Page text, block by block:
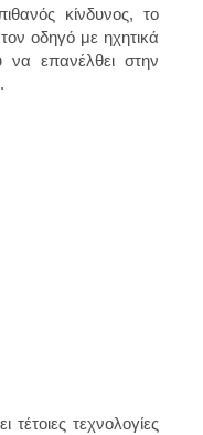
κίνδυνος, το
οδηγό με ηχητικά
να επανέλθει στην
τεχνολογίες